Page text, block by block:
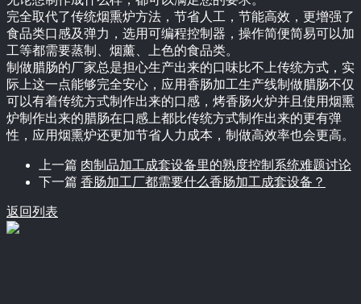
完全取代了传统烟熏炉方法，节省人工，节能高效，更增强了
食品类口感及弹力，选用可编程控制器，操作简便简易可以加
工等都需要蒸制、烟薰、上色的食品类。
制做腊肠的厂家总是担心生产出来的口味比不上传统方式，实
际上这一点能够完全安心，应用香肠加工生产线制做腊肠不仅
可以有着传统方式制作出来的口感，烤香肠火炉并且使用烟熏
炉制作出来的腊肠在口感上都比传统方式制作出来的更有弹
性，应用烟熏炉还更加节省人力成本，制做高效率也会更高。
上一篇 肉制品加工成套设备里的熟度控制系统难题讨论
下一篇 香肠加工厂都需要什么香肠加工成套设备？
返回列表